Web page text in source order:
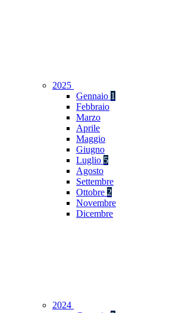
2025
Gennaio 1
Febbraio
Marzo
Aprile
Maggio
Giugno
Luglio 5
Agosto
Settembre
Ottobre 2
Novembre
Dicembre
2024